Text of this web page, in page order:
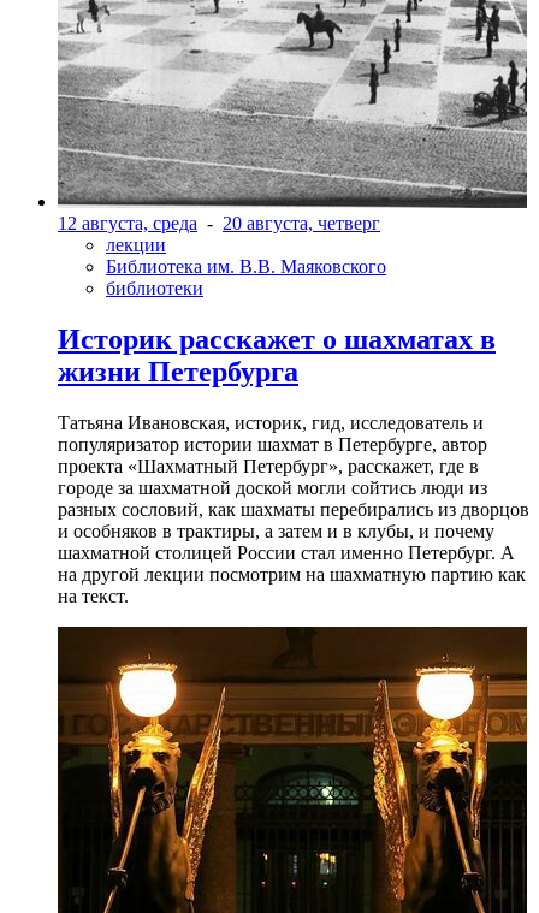
12 августа, среда - 20 августа, четверг
лекции
Библиотека им. В.В. Маяковского
библиотеки
Историк расскажет о шахматах в
жизни Петербурга
Татьяна Ивановская, историк, гид, исследователь и
популяризатор истории шахмат в Петербурге, автор
проекта «Шахматный Петербург», расскажет, где в
городе за шахматной доской могли сойтись люди из
разных сословий, как шахматы перебирались из дворцов
и особняков в трактиры, а затем и в клубы, и почему
шахматной столицей России стал именно Петербург. А
на другой лекции посмотрим на шахматную партию как
на текст.